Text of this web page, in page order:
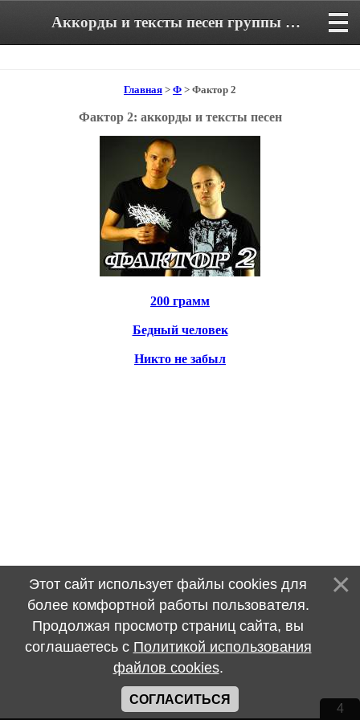
Аккорды и тексты песен группы Фактор 2
Главная > Ф > Фактор 2
Фактор 2: аккорды и тексты песен
200 грамм
Бедный человек
Никто не забыл
Этот сайт использует файлы cookies для
более комфортной работы пользователя.
Продолжая просмотр страниц сайта, вы
соглашаетесь с Политикой использования
файлов cookies.
СОГЛАСИТЬСЯ
4